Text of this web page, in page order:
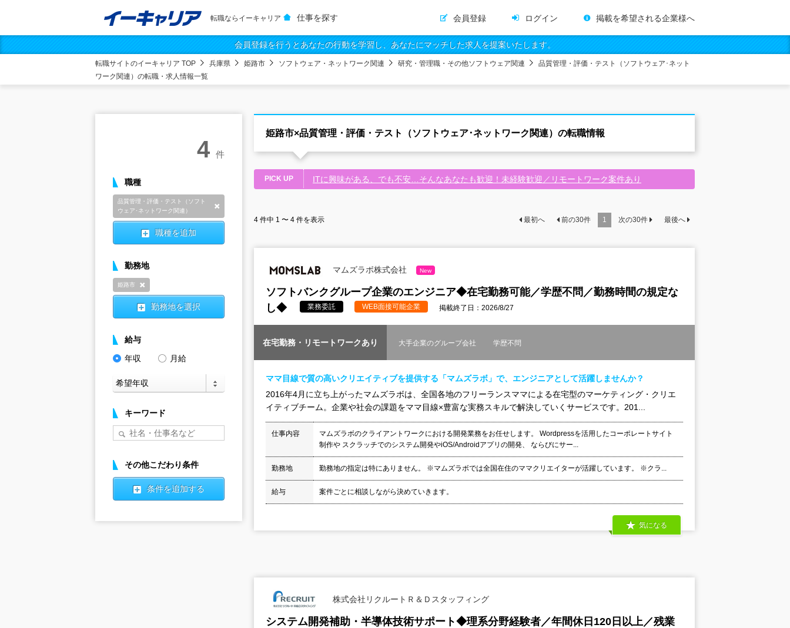
転職ならイーキャリア 仕事を探す 会員登録 ログイン 掲載を希望される企業様へ
会員登録を行うとあなたの行動を学習し、あなたにマッチした求人を提案いたします。
転職サイトのイーキャリア TOP 兵庫県 姫路市 ソフトウェア・ネットワーク関連 研究・管理職・その他ソフトウェア関連
品質管理・評価・テスト（ソフトウェア･ネット
ワーク関連）の転職・求人情報一覧
姫路市×品質管理・評価・テスト（ソフトウェア･ネットワーク関連）の転職情報
PICK UP ITに興味がある、でも不安…そんなあなたも歓迎！未経験歓迎／リモートワーク案件あり
4 件中 1 〜 4 件を表示 最初へ 前の30件 1 次の30件 最後へ
マムズラボ株式会社 New
ソフトバンクグループ企業のエンジニア◆在宅勤務可能／学歴不問／勤務時間の規定な
し◆
業務委託 WEB面接可能企業 掲載終了日：2026/8/27
在宅勤務・リモートワークあり 大手企業のグループ会社 学歴不問
ママ目線で質の高いクリエイティブを提供する「マムズラボ」で、エンジニアとして活躍しませんか？
2016年4月に立ち上がったマムズラボは、全国各地のフリーランスママによる在宅型のマーケティング・クリエ
イティブチーム。企業や社会の課題をママ目線×豊富な実務スキルで解決していくサービスです。201...
仕事内容
マムズラボのクライアントワークにおける開発業務をお任せします。 Wordpressを活用したコーポレートサイト
制作や スクラッチでのシステム開発やiOS/Androidアプリの開発、 ならびにサー...
勤務地 勤務地の指定は特にありません。 ※マムズラボでは全国在住のママクリエイターが活躍しています。 ※クラ...
給与 案件ごとに相談しながら決めていきます。
気になる
株式会社リクルートＲ＆Ｄスタッフィング
システム開発補助・半導体技術サポート◆理系分野経験者／年間休日120日以上／残業
4 件
職種
品質管理・評価・テスト（ソフト
ウェア･ネットワーク関連）
職種を追加
勤務地
姫路市
勤務地を選択
給与
年収
月給
キーワード
その他こだわり条件
条件を追加する